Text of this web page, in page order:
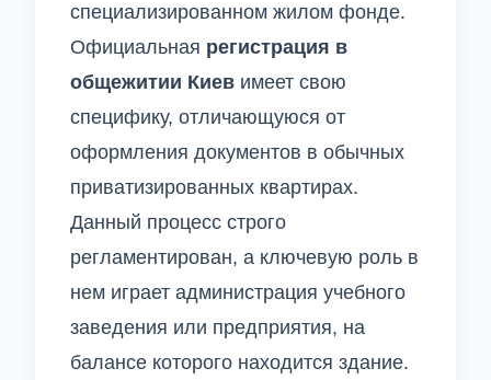
специализированном жилом фонде.
Официальная регистрация в
общежитии Киев имеет свою
специфику, отличающуюся от
оформления документов в обычных
приватизированных квартирах.
Данный процесс строго
регламентирован, а ключевую роль в
нем играет администрация учебного
заведения или предприятия, на
балансе которого находится здание.